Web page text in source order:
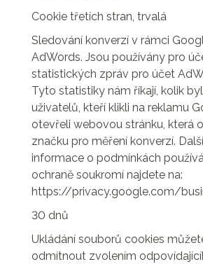
Cookie třetích stran, trvalá
Sledování konverzí v rámci
AdWords. Jsou používány pro
statistických zpráv pro účet
Tyto statistiky nám říkají, kolik
uživatelů, kteří klikli na reklamu
otevřeli webovou stránku, která
značku pro měření konverzí. Další
informace o podmínkách
ochraně soukromí najdete na:
https://privacy.google.com/
30 dnů
Ukládání souborů cookies
odmítnout zvolením